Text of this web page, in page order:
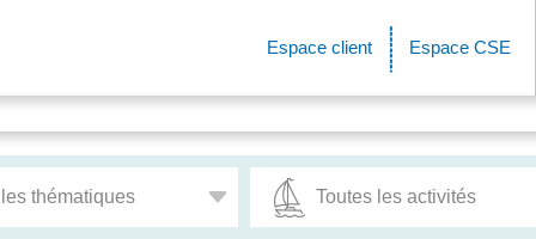
Espace client Espace CSE